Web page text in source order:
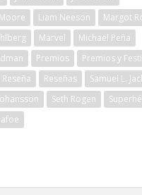
Liam Neeson
Margot
Marvel
Michael Peña
Premios
Premios y
Reseña Reseñas
Samuel L.
Seth Rogen